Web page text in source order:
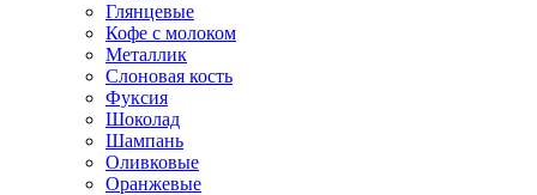
Глянцевые
Кофе с молоком
Металлик
Слоновая кость
Фуксия
Шоколад
Шампань
Оливковые
Оранжевые